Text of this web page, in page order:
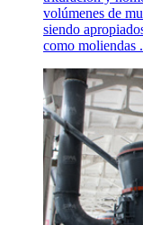
volúmenes de
siendo
como moliendas .